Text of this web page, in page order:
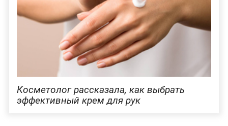
Косметолог рассказала, как выбрать
эффективный крем для рук